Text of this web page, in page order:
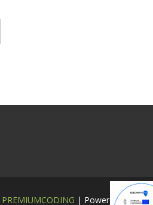
PREMIUMCODING | Powered by: